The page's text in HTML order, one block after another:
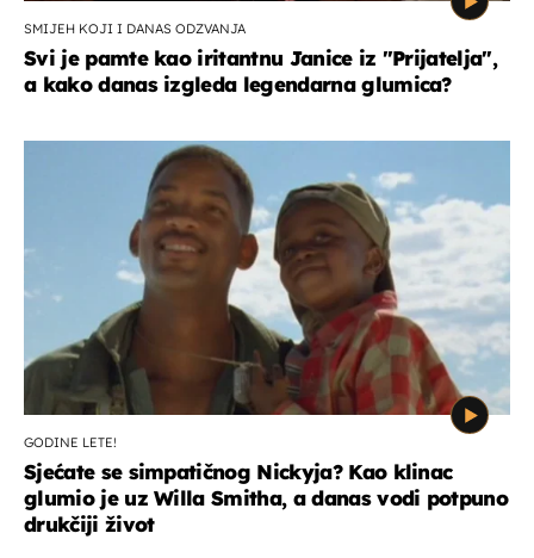
SMIJEH KOJI I DANAS ODZVANJA
Svi je pamte kao iritantnu Janice iz "Prijatelja",
a kako danas izgleda legendarna glumica?
GODINE LETE!
Sjećate se simpatičnog Nickyja? Kao klinac
glumio je uz Willa Smitha, a danas vodi potpuno
drukčiji život